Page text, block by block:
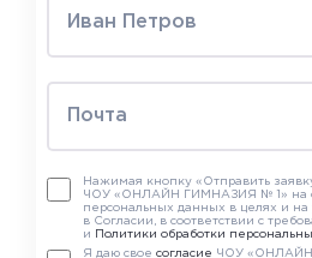
Нажимая кнопку «Отправить
ЧОУ «ОНЛАЙН ГИМНАЗИЯ № 1» на
персональных данных в целях и
в Согласии, в соответствии с
и
Политики обработки
Я даю свое согласие ЧОУ «ОНЛАЙН